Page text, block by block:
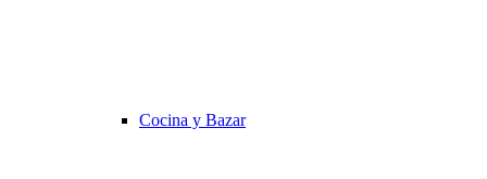
Cocina y Bazar